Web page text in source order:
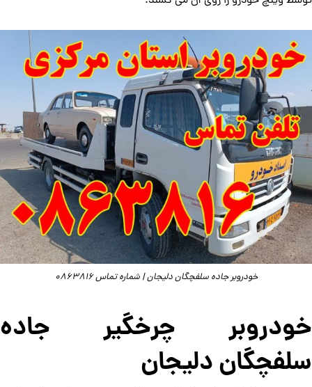
خودروبر جاده سلفچگان دلیجان | شماره تماس 0863816
خودروبر چرخگیر جاده
سلفچگان دلیجان